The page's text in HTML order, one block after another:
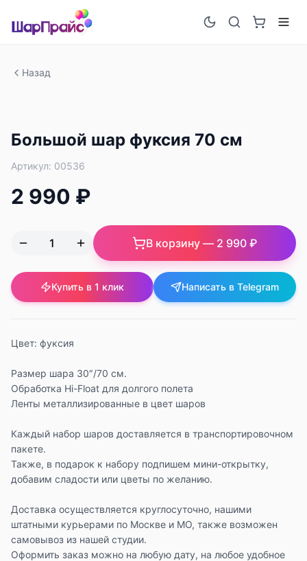
Назад
Большой шар фуксия 70 см
Артикул: 00536
2 990 ₽
В корзину — 2 990 ₽
Купить в 1 клик Написать в Telegram
Цвет: фуксия
Размер шара 30″/70 см.
Обработка Hi-Float для долгого полета
Ленты металлизированные в цвет шаров
Каждый набор шаров доставляется в транспортировочном
пакете.
Также, в подарок к набору подпишем мини-открытку,
добавим сладости или цветы по желанию.
Доставка осуществляется круглосуточно, нашими
штатными курьерами по Москве и МО, также возможен
самовывоз из нашей студии.
Оформить заказ можно на любую дату, на любое удобное